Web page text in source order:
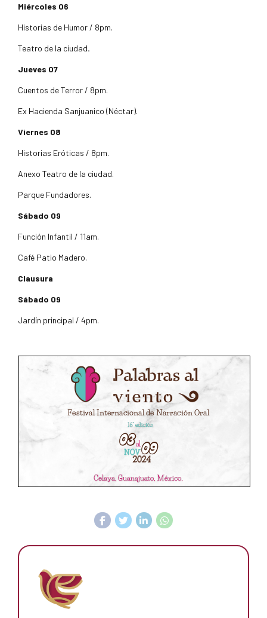
Miércoles 06
Historias de Humor / 8pm.
Teatro de la ciudad.
Jueves 07
Cuentos de Terror / 8pm.
Ex Hacienda Sanjuanico (Néctar).
Viernes 08
Historias Eróticas / 8pm.
Anexo Teatro de la ciudad.
Parque Fundadores.
Sábado 09
Función Infantil / 11am.
Café Patio Madero.
Clausura
Sábado 09
Jardín principal / 4pm.